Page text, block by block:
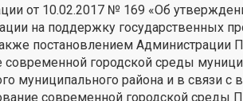
от 10.02.2017 № 169 «Об
на поддержку государственных
постановлением Администрации
городской среды
муниципального района и в связи
современной городской среды